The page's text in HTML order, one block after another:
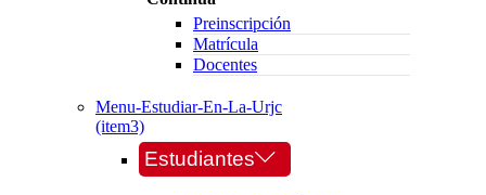
Preinscripción
Matrícula
Docentes
Menu-Estudiar-En-La-Urjc
(item3)
Estudiantes